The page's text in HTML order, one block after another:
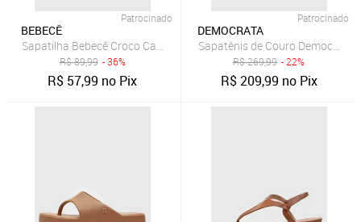
Patrocinado
BEBECÊ
Sapatilha Bebecê Croco Caramelo
R$89,99 - 36%
R$ 57,99 no Pix
Patrocinado
DEMOCRATA
Sapatênis de Couro Democrata
R$269,99 - 22%
R$209,99 no Pix